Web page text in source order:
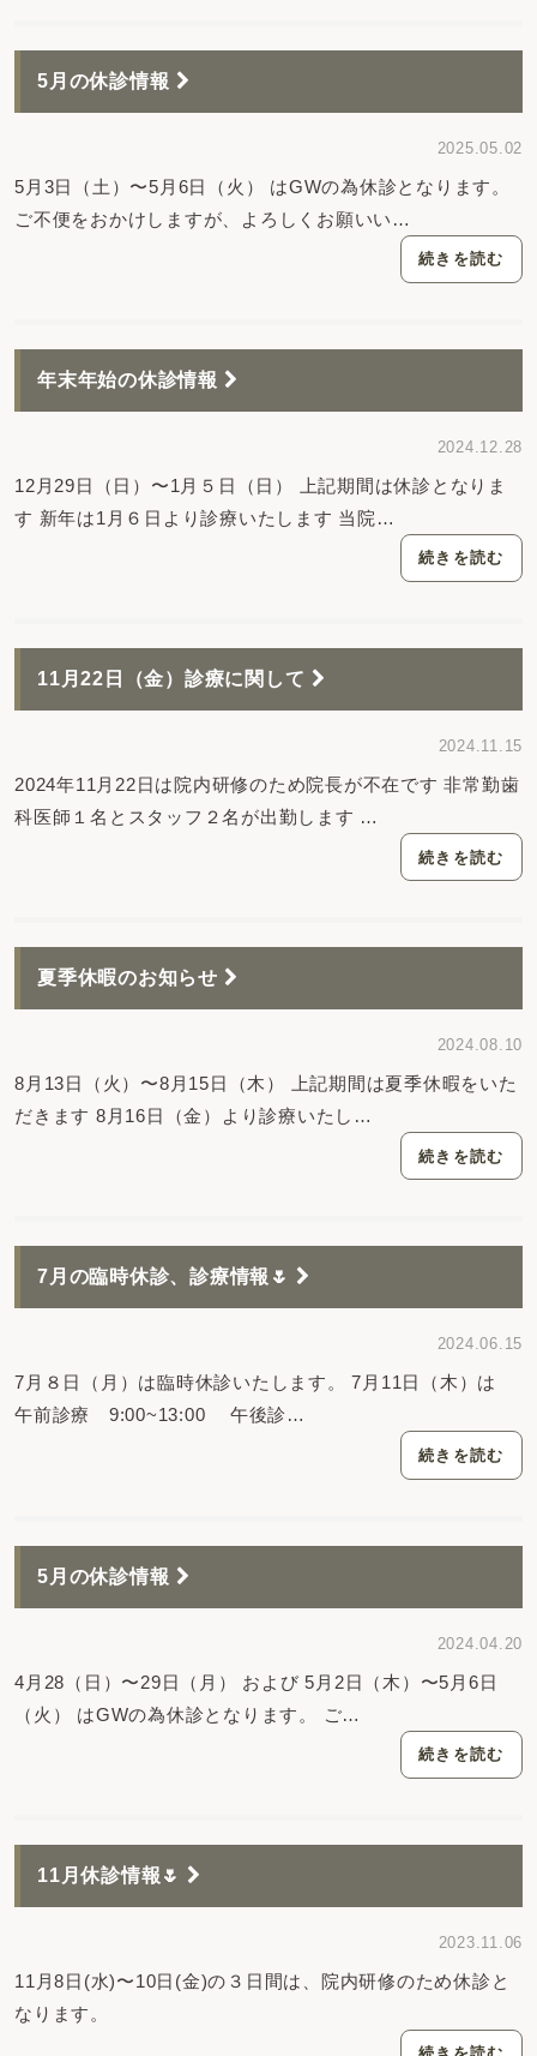
5月の休診情報
2025.05.02
5月3日（土）〜5月6日（火） はGWの為休診となります。
ご不便をおかけしますが、よろしくお願いい…
続きを読む
年末年始の休診情報
2024.12.28
12月29日（日）〜1月５日（日） 上記期間は休診となりま
す 新年は1月６日より診療いたします 当院…
続きを読む
11月22日（金）診療に関して
2024.11.15
2024年11月22日は院内研修のため院長が不在です 非常勤歯
科医師１名とスタッフ２名が出勤します …
続きを読む
夏季休暇のお知らせ
2024.08.10
8月13日（火）〜8月15日（木） 上記期間は夏季休暇をいた
だきます 8月16日（金）より診療いたし…
続きを読む
7月の臨時休診、診療情報🌷
2024.06.15
7月８日（月）は臨時休診いたします。 7月11日（木）は
午前診療 9:00~13:00 午後診…
続きを読む
5月の休診情報
2024.04.20
4月28（日）〜29日（月） および 5月2日（木）〜5月6日
（火） はGWの為休診となります。 ご…
続きを読む
11月休診情報🌷
2023.11.06
11月8日(水)〜10日(金)の３日間は、院内研修のため休診と
なります。